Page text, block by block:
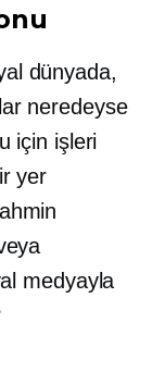
dünyada,
neredeyse
için işleri
yer
medyayla